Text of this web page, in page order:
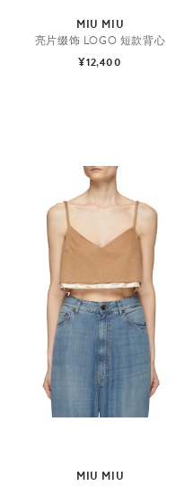
MIU MIU
亮片缀饰 LOGO 短款背心
¥12,400
MIU MIU